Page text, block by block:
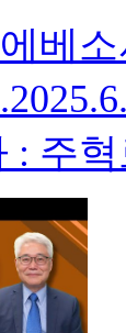
베소
: 주